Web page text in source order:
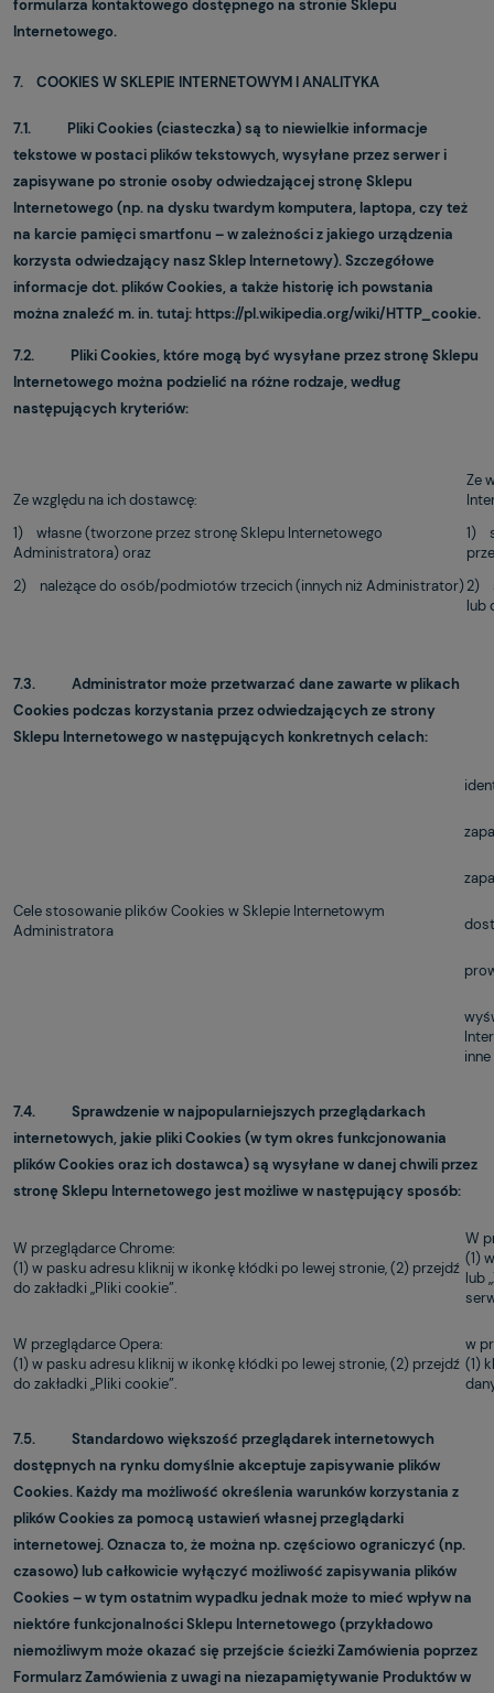
formularza kontaktowego dostępnego na stronie Sklepu
Internetowego.
7. COOKIES W SKLEPIE INTERNETOWYM I ANALITYKA
7.1. Pliki Cookies (ciasteczka) są to niewielkie informacje
tekstowe w postaci plików tekstowych, wysyłane przez serwer i
zapisywane po stronie osoby odwiedzającej stronę Sklepu
Internetowego (np. na dysku twardym komputera, laptopa, czy też
na karcie pamięci smartfonu – w zależności z jakiego urządzenia
korzysta odwiedzający nasz Sklep Internetowy). Szczegółowe
informacje dot. plików Cookies, a także historię ich powstania
można znaleźć m. in. tutaj: https://pl.wikipedia.org/wiki/HTTP_cookie.
7.2. Pliki Cookies, które mogą być wysyłane przez stronę Sklepu
Internetowego można podzielić na różne rodzaje, według
następujących kryteriów:
Ze względu na ich dostawcę:
1) własne (tworzone przez stronę Sklepu Internetowego
Administratora) oraz
2) należące do osób/podmiotów trzecich (innych niż Administrator)
Ze
1)
2)
lub
7.3. Administrator może przetwarzać dane zawarte w plikach
Cookies podczas korzystania przez odwiedzających ze strony
Sklepu Internetowego w następujących konkretnych celach:
Cele stosowanie plików Cookies w Sklepie Internetowym
Administratora
7.4. Sprawdzenie w najpopularniejszych przeglądarkach
internetowych, jakie pliki Cookies (w tym okres funkcjonowania
plików Cookies oraz ich dostawca) są wysyłane w danej chwili przez
stronę Sklepu Internetowego jest możliwe w następujący sposób:
W przeglądarce Chrome:
(1) w pasku adresu kliknij w ikonkę kłódki po lewej stronie, (2) przejdź
do zakładki „Pliki cookie”.
W
(1)
lub
W przeglądarce Opera:
(1) w pasku adresu kliknij w ikonkę kłódki po lewej stronie, (2) przejdź
do zakładki „Pliki cookie”.
w
(1)
7.5. Standardowo większość przeglądarek internetowych
dostępnych na rynku domyślnie akceptuje zapisywanie plików
Cookies. Każdy ma możliwość określenia warunków korzystania z
plików Cookies za pomocą ustawień własnej przeglądarki
internetowej. Oznacza to, że można np. częściowo ograniczyć (np.
czasowo) lub całkowicie wyłączyć możliwość zapisywania plików
Cookies – w tym ostatnim wypadku jednak może to mieć wpływ na
niektóre funkcjonalności Sklepu Internetowego (przykładowo
niemożliwym może okazać się przejście ścieżki Zamówienia poprzez
Formularz Zamówienia z uwagi na niezapamiętywanie Produktów w